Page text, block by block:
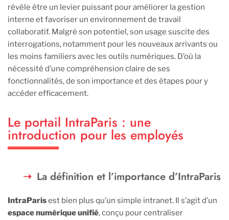
révèle être un levier puissant pour améliorer la gestion
interne et favoriser un environnement de travail
collaboratif. Malgré son potentiel, son usage suscite des
interrogations, notamment pour les nouveaux arrivants ou
les moins familiers avec les outils numériques. D’où la
nécessité d’une compréhension claire de ses
fonctionnalités, de son importance et des étapes pour y
accéder efficacement.
Le portail IntraParis : une
introduction pour les employés
La définition et l’importance d’IntraParis
IntraParisest bien plus qu’un simple intranet. Il s’agit d’un
espace numérique unifié, conçu pour centraliser